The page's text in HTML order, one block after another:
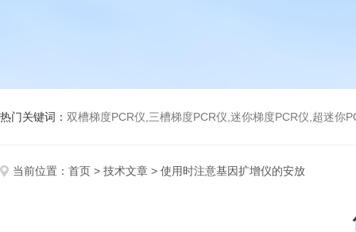
热门关键词： 双槽梯度PCR仪,三槽梯度PCR仪,迷你梯度PCR仪,超迷你
当前位置： 首页 > 技术文章 > 使用时注意基因扩增仪的安放